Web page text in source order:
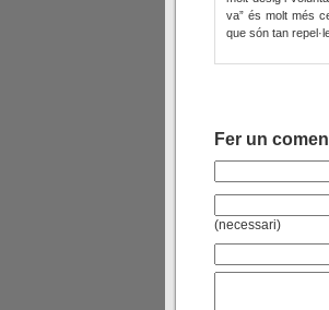
va” és molt més
que són tan
Fer un
(necessari)